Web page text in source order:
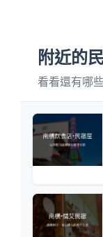
附近的
看看還有哪